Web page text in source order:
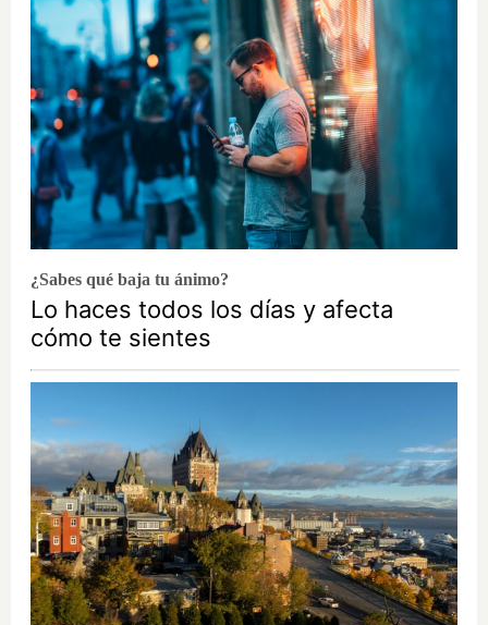
¿Sabes qué baja tu ánimo?
Lo haces todos los días y afecta
cómo te sientes